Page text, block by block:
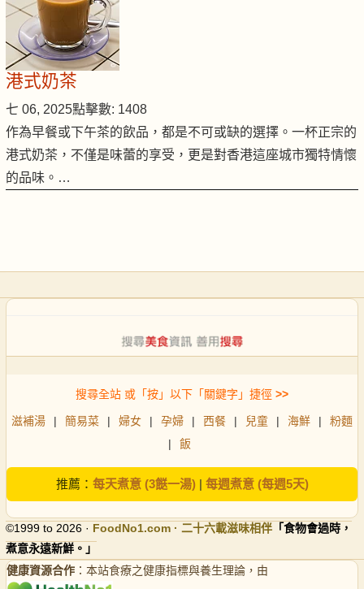
港式奶茶
七 06, 2025點擊數: 1408
作為早餐或下午茶的飲品，都是不可或缺的選擇。一杯正宗的
港式奶茶，不僅是味蕾的享受，更是對香港這座城市獨特情懷
的品味。…
搜尋全站 或「按」以下「關鍵字」捷徑 >>
滋補湯 | 簡易菜 | 婦女 | 孕婦 | 西餐 | 兒童 | 海鮮 |
粉麵
|
飯
推薦： 每天煮意 (3餸一湯)| 每週煮意 (每週5天)
©1999 to 2026 · FoodNo1.com · 二十六載滋味相伴 「食物會過時，
煮意永遠新鮮。」
健康資源合作 ：本站食療之健康指標與養生理論，由